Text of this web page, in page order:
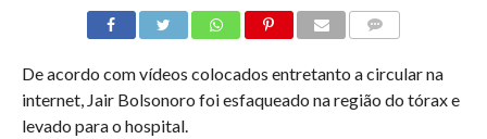
De acordo com vídeos colocados entretanto a circular na
internet, Jair Bolsonoro foi esfaqueado na região do tórax e
levado para o hospital.